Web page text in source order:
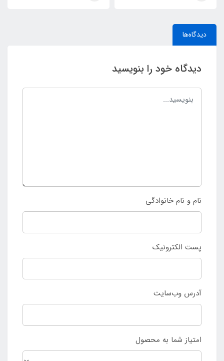
دیدگاه‌ها
دیدگاه خود را بنویسید
نام و نام خانوادگی
پست الکترونیک
آدرس وب‌سایت
امتیاز شما به محصول